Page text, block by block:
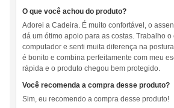
O que você achou do produto?
Adorei a Cadeira. É muito confortável, o
dá um ótimo apoio para as costas. Trabalho o
computador e senti muita diferença na
é bonito e combina perfeitamente com meu
rápida e o produto chegou bem protegido.
Você recomenda a compra desse produto?
Sim, eu recomendo a compra desse produto!